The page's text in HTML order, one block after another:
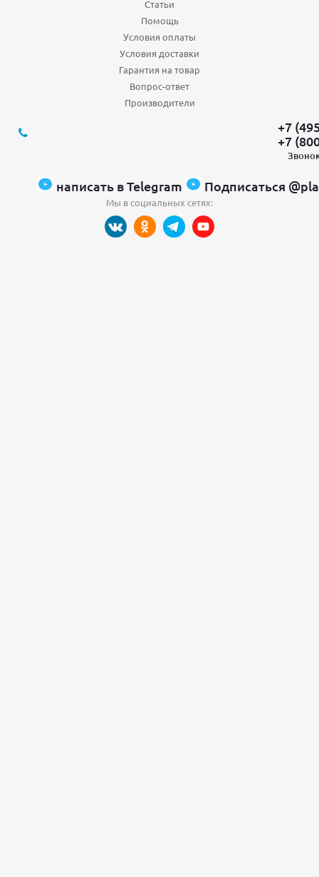
Статьи
Помощь
Условия оплаты
Условия доставки
Гарантия на товар
Вопрос-ответ
Производители
+7
+7
написать в Telegram Подписаться
Мы в социальных сетях: